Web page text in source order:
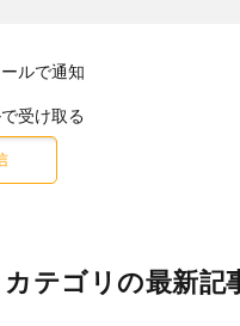
ルで通知
受け取る
カテゴリの最新記